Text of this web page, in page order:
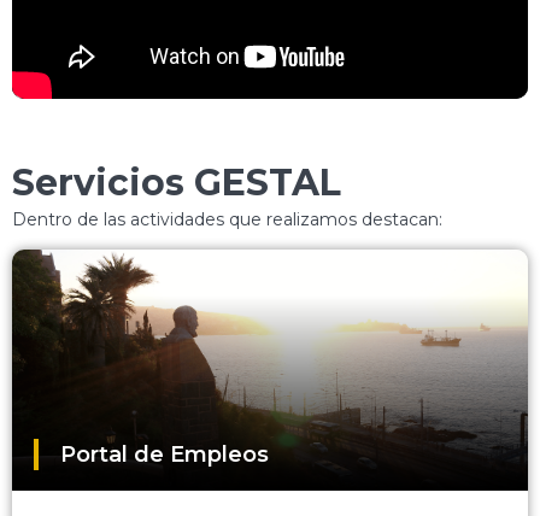
Servicios GESTAL
Dentro de las actividades que realizamos destacan:
Portal de Empleos